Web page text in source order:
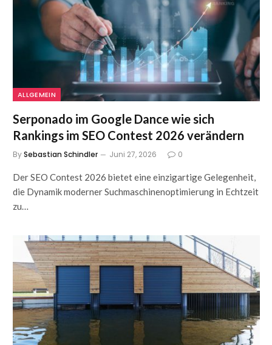
ALLGEMEIN
Serponado im Google Dance wie sich
Rankings im SEO Contest 2026 verändern
BySebastian Schindler Juni 27, 2026 0
Der SEO Contest 2026 bietet eine einzigartige Gelegenheit,
die Dynamik moderner Suchmaschinenoptimierung in Echtzeit
zu…